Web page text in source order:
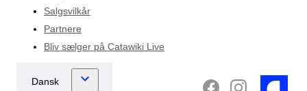
Salgsvilkår
Partnere
Bliv sælger på Catawiki Live